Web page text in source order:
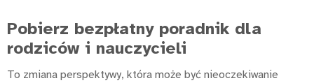
Pobierz bezpłatny poradnik dla
rodziców i nauczycieli
To zmiana perspektywy, która może być nieoczekiwanie